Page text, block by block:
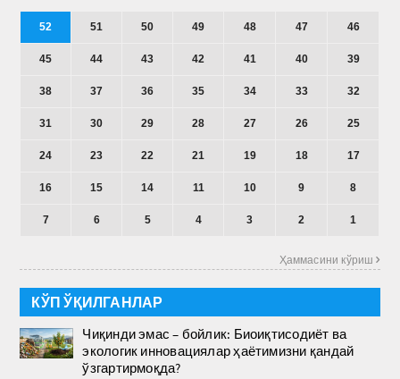
52 51 50 49 48 47 46
45 44 43 42 41 40 39
38 37 36 35 34 33 32
31 30 29 28 27 26 25
24 23 22 21 19 18 17
16 15 14 11 10 9 8
7 6 5 4 3 2 1
Ҳаммасини кўриш 
КЎП ЎҚИЛГАНЛАР
Чиқинди эмас – бойлик: Биоиқтисодиёт ва
экологик инновациялар ҳаётимизни қандай
ўзгартирмоқда?